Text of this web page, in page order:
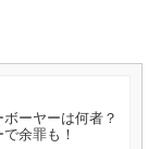
ボーヤーは何者？
余罪も！